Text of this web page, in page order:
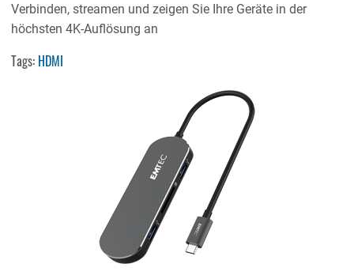
Verbinden, streamen und zeigen Sie Ihre Geräte in der
höchsten 4K-Auflösung an
Tags: HDMI